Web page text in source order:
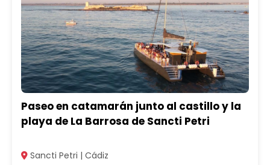
Paseo en catamarán junto al castillo y la
playa de La Barrosa de Sancti Petri
Sancti Petri | Cádiz